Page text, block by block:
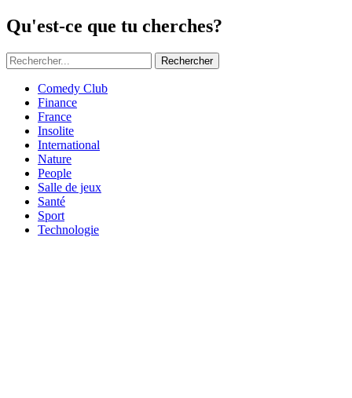
Qu'est-ce que tu cherches?
Rechercher
Comedy Club
Finance
France
Insolite
International
Nature
People
Salle de jeux
Santé
Sport
Technologie